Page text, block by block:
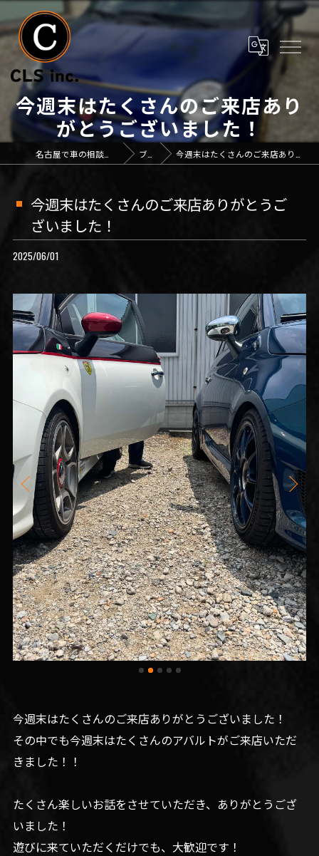
今週末はたくさんのご来店あり
がとうございました！
ブログ 今週末はたくさんのご来店ありがとうございました！
今週末はたくさんのご来店ありがとうご
ざいました！
2025/06/01
今週末はたくさんのご来店ありがとうございました！
その中でも今週末はたくさんのアバルトがご来店いただ
きました！！
たくさん楽しいお話をさせていただき、ありがとうござ
いました！
遊びに来ていただくだけでも、大歓迎です！